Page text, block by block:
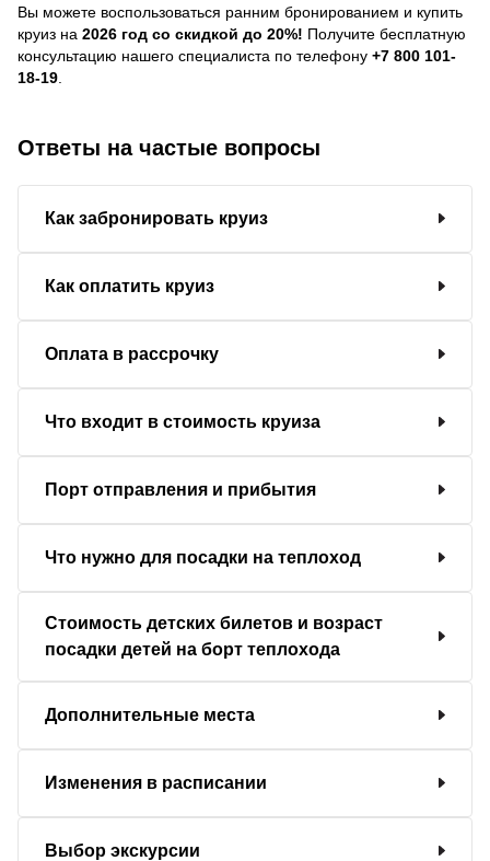
Вы можете воспользоваться ранним бронированием и купить
круиз на 2026 год со скидкой до 20%! Получите бесплатную
консультацию нашего специалиста по телефону +7 800 101-
18-19
Ответы на частые вопросы
Как забронировать круиз
Как оплатить круиз
Оплата в рассрочку
Что входит в стоимость круиза
Порт отправления и прибытия
Что нужно для посадки на теплоход
Стоимость детских билетов и возраст
посадки детей на борт теплохода
Дополнительные места
Изменения в расписании
Выбор экскурсии